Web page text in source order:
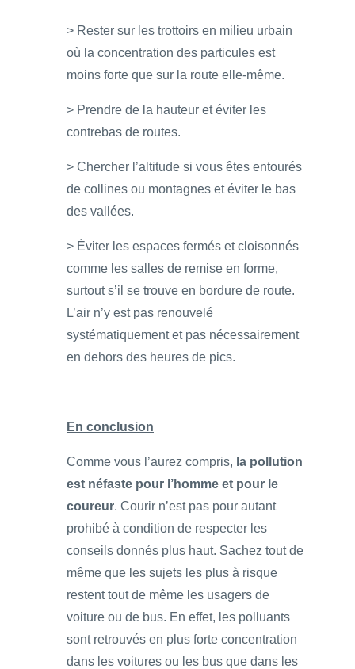
> Rester sur les trottoirs en milieu urbain
où la concentration des particules est
moins forte que sur la route elle-même.
> Prendre de la hauteur et éviter les
contrebas de routes.
> Chercher l’altitude si vous êtes entourés
de collines ou montagnes et éviter le bas
des vallées.
> Éviter les espaces fermés et cloisonnés
comme les salles de remise en forme,
surtout s’il se trouve en bordure de route.
L’air n’y est pas renouvelé
systématiquement et pas nécessairement
en dehors des heures de pics.
En conclusion
Comme vous l’aurez compris, la pollution
est néfaste pour l’homme et pour le
coureur. Courir n’est pas pour autant
prohibé à condition de respecter les
conseils donnés plus haut. Sachez tout de
même que les sujets les plus à risque
restent tout de même les usagers de
voiture ou de bus. En effet, les polluants
sont retrouvés en plus forte concentration
dans les voitures ou les bus que dans les